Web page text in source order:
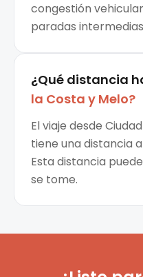
congestión
paradas
¿Qué distancia
la Costa y Melo?
El viaje desde
tiene una distancia
Esta distancia
se tome.